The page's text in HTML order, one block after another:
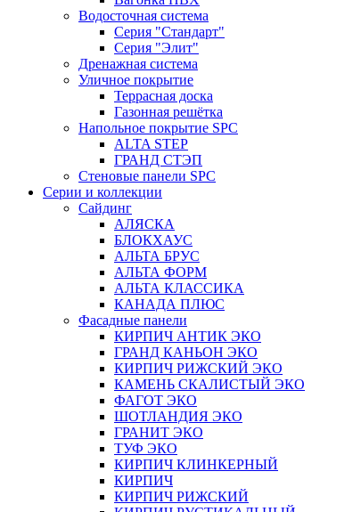
Водосточная система
Серия "Стандарт"
Серия "Элит"
Дренажная система
Уличное покрытие
Террасная доска
Газонная решётка
Напольное покрытие SPC
ALTA STEP
ГРАНД СТЭП
Стеновые панели SPC
Серии и коллекции
Сайдинг
АЛЯСКА
БЛОКХАУС
АЛЬТА БРУС
АЛЬТА ФОРМ
АЛЬТА КЛАССИКА
КАНАДА ПЛЮС
Фасадные панели
КИРПИЧ АНТИК ЭКО
ГРАНД КАНЬОН ЭКО
КИРПИЧ РИЖСКИЙ ЭКО
КАМЕНЬ СКАЛИСТЫЙ ЭКО
ФАГОТ ЭКО
ШОТЛАНДИЯ ЭКО
ГРАНИТ ЭКО
ТУФ ЭКО
КИРПИЧ КЛИНКЕРНЫЙ
КИРПИЧ
КИРПИЧ РИЖСКИЙ